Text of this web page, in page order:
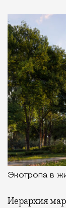
Экотропа в
Иерархия